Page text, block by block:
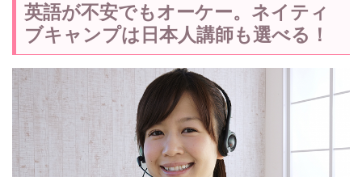
英語が不安でもオーケー。ネイティ
ブキャンプは日本人講師も選べる！